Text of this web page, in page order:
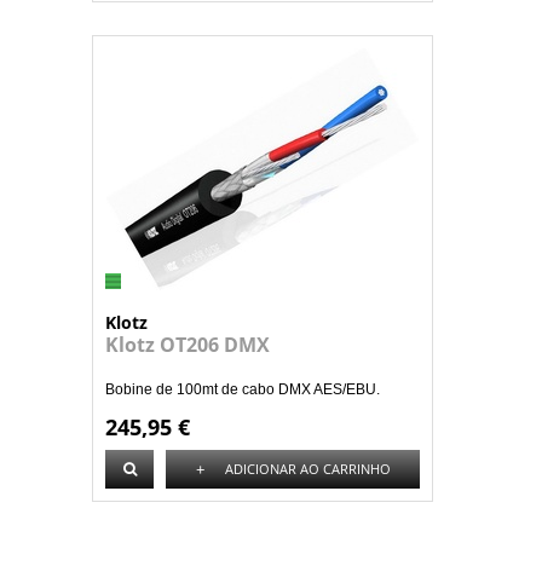
Klotz
Klotz OT206 DMX
Bobine de 100mt de cabo DMX AES/EBU.
245,95 €
+ ADICIONAR AO CARRINHO